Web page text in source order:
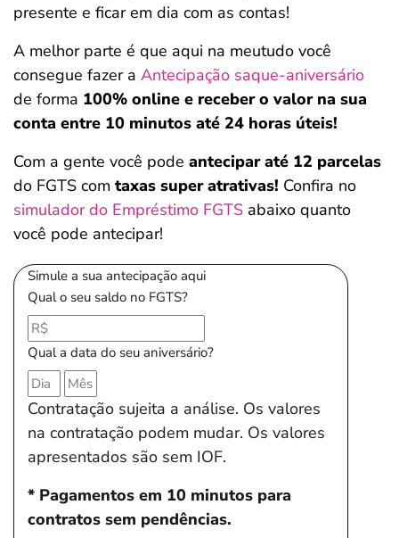
presente e ficar em dia com as contas!
A melhor parte é que aqui na meutudo você
consegue fazer a Antecipação saque-aniversário
de forma 100% online e receber o valor na sua
conta entre 10 minutos até 24 horas úteis!
Com a gente você pode antecipar até 12 parcelas
do FGTS com taxas super atrativas! Confira no
simulador do Empréstimo FGTS abaixo quanto
você pode antecipar!
Simule a sua antecipação aqui
Qual o seu saldo no FGTS?
Qual a data do seu aniversário?
Contratação sujeita a análise. Os valores
na contratação podem mudar. Os valores
apresentados são sem IOF.
* Pagamentos em 10 minutos para
contratos sem pendências.